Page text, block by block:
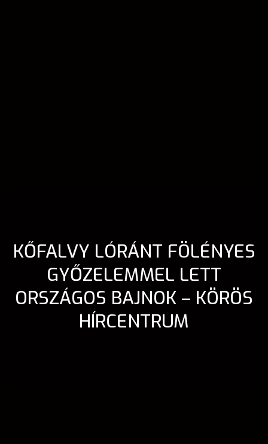
KŐFALVY LÓRÁNT FÖLÉNYES
GYŐZELEMMEL LETT
ORSZÁGOS BAJNOK – KÖRÖS
HÍRCENTRUM